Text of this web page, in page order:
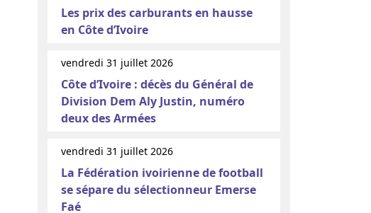
Les prix des carburants en hausse
en Côte d’Ivoire
vendredi 31 juillet 2026
Côte d’Ivoire : décès du Général de
Division Dem Aly Justin, numéro
deux des Armées
vendredi 31 juillet 2026
La Fédération ivoirienne de football
se sépare du sélectionneur Emerse
Faé